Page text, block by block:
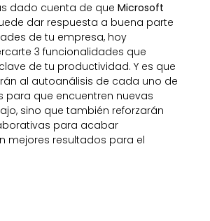
dado cuenta de que Microsoft
dar respuesta a buena parte
de tu empresa, hoy
3 funcionalidades que
de tu productividad. Y es que
al autoanálisis de cada uno de
para que encuentren nuevas
sino que también reforzarán
para acabar
mejores resultados para el